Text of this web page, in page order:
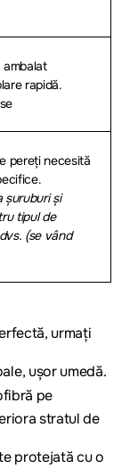
rapidă.
pereți necesită
șuruburi și
tipul de
(se vând
urmați
ușor umedă.
pe
stratul de
protejată cu o